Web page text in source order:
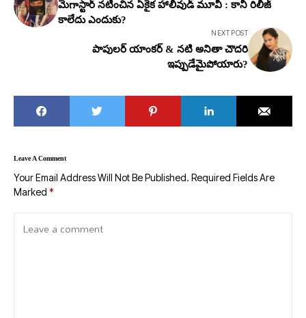
మెగాస్టార్ నటించిన ఏకైక హాలీవుడ్ మూవీ : కానీ రిలీజ్
కాలేదు ఎందుకు?
NEXT POST
పాపులర్ యాంకర్ & నటి అనితా చౌదరి
ఇప్పుడేమైపోయారు?
Leave A Comment
Your Email Address Will Not Be Published. Required Fields Are
Marked *